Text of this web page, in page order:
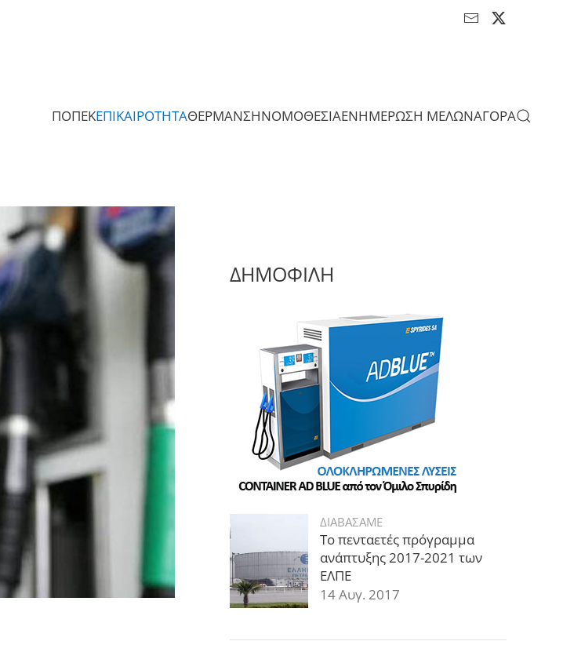
ΠΟΠΕΚΕΠΙΚΑΙΡΟΤΗΤΑΘΕΡΜΑΝΣΗΝΟΜΟΘΕΣΙΑΕΝΗΜΕΡΩΣΗ ΜΕΛΩΝΑΓΟΡΑ
ΔΗΜΟΦΙΛΗ
ΔΙΑΒΑΣΑΜΕ
Το πενταετές πρόγραμμα
ανάπτυξης 2017-2021 των
ΕΛΠΕ
14 Αυγ. 2017